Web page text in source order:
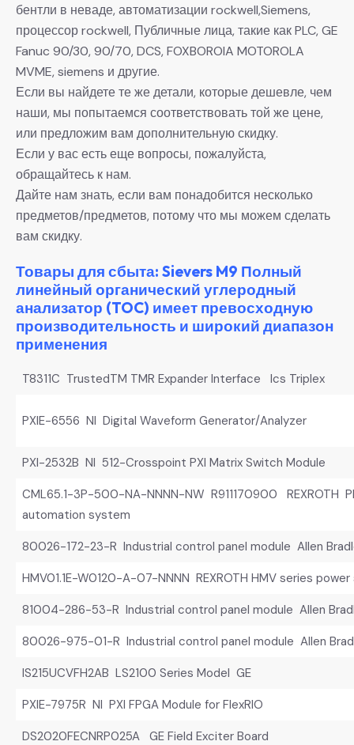
бентли в неваде, автоматизации rockwell,Siemens,
процессор rockwell, Публичные лица, такие как PLC, GE
Fanuc 90/30, 90/70, DCS, FOXBOROIA MOTOROLA
MVME, siemens и другие.
Если вы найдете те же детали, которые дешевле, чем
наши, мы попытаемся соответствовать той же цене,
или предложим вам дополнительную скидку.
Если у вас есть еще вопросы, пожалуйста,
обращайтесь к нам.
Дайте нам знать, если вам понадобится несколько
предметов/предметов, потому что мы можем сделать
вам скидку.
Товары для сбыта: Sievers M9 Полный
линейный органический углеродный
анализатор (TOC) имеет превосходную
производительность и широкий диапазон
применения
T8311C TrustedTM TMR Expander Interface Ics Triplex
PXIE-6556 NI Digital Waveform Generator/Analyzer
PXI-2532B NI 512-Crosspoint PXI Matrix Switch Module
CML65.1-3P-500-NA-NNNN-NW R911170900 REXROTH
automation system
80026-172-23-R Industrial control panel module Allen
HMV01.1E-W0120-A-07-NNNN REXROTH HMV series
81004-286-53-R Industrial control panel module Allen
80026-975-01-R Industrial control panel module Allen
IS215UCVFH2AB LS2100 Series Model GE
PXIE-7975R NI PXI FPGA Module for FlexRIO
DS2020FECNRP025A GE Field Exciter Board